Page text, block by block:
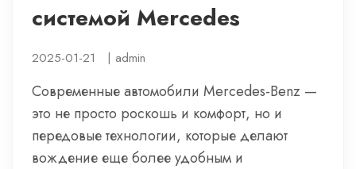
системой Mercedes
2025-01-21 | admin
Современные автомобили Mercedes-Benz —
это не просто роскошь и комфорт, но и
передовые технологии, которые делают
вождение еще более удобным и